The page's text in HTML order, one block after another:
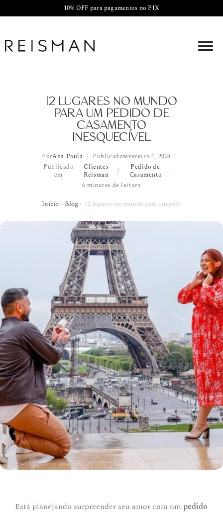
10% OFF para pagamentos no PIX
12 LUGARES NO MUNDO
PARA UM PEDIDO DE
CASAMENTO
INESQUECÍVEL
PorAna Paula Publicadofevereiro 1, 2024
Publicado
em
Clientes
Reisman
/
Pedido de
Casamento
6 minutos de leitura
Início » Blog » 12 lugares no mundo para um pedido de
Está planejando surpreender seu amor com um pedido